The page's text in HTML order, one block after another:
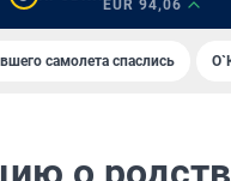
EUR 94,06
самолета спаслись